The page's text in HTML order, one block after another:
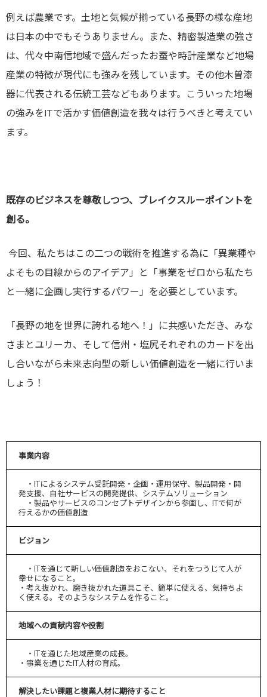
例えば農業です。土地と気候が揃っている長野の様な産地
は日本の中でもそうありません。また、精密製造業の強さ
は、代々中南信地域で盛んだったお蚕や時計産業など地場
産業の特徴が現代にも強みを残しています。その他木曽漆
器に代表される伝統工芸などもあります。こういった地場
の強みをITで活かす価値創造を我々は行うべきと考えてい
ます。
既存のビジネスを尊敬しつつ、ブレイクスルーポイントを
創る。
今回、私たちはこの二つの戦術を推進する為に「異業種や
よそもの目線からのアイデア」と「事業をゼロから私たち
と一緒に企画し実行するパワー」を必要としています。
「長野の地を世界に誇れる地へ！」に共感いただき、みな
さまとユリーカ、そして信州・塩尻それぞれのカードを出
し合いながら未来志向型の新しい価値創造を一緒に行いま
しょう！
事業内容
・ITによるシステム受託開発・企画・運用保守、製品開発・開
発支援、自社サービスの開発提供、システムソリューション
・製品やサービスのコンセプトデザインから参画し、ITで何が
行えるかの価値創造
ビジョン
・ITを通じて新しい価値創造をおこない、それをつうじて人が
幸せになること。
・考え抜かれ、磨き抜かれた道具こそ、簡単に使える、気持ちよ
く使える。そのようなシステムを作ること。
地域への貢献内容や役割
・ITを通じた地域産業の成長。
・事業を通じたIT人材の育成。
解決したい課題と複業人材に期待すること